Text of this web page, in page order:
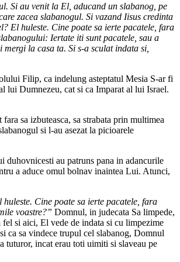
Si au venit la El, aducand un slabanog, pe
zacea slabanogul. Si vazand Iisus credinta
El huleste. Cine poate sa ierte pacatele, fara
Iertate iti sunt pacatele, sau a
la casa ta. Si s-a sculat indata si,
Filip, ca indelung asteptatul Mesia S-ar fi
lui Dumnezeu, cat si ca Imparat al lui Israel.
sa izbuteasca, sa strabata prin multimea
si l-au asezat la picioarele
au patruns pana in adancurile
a aduce omul bolnav inaintea Lui. Atunci,
huleste. Cine poate sa ierte pacatele, fara
voastre?” Domnul, in judecata Sa limpede,
fel si aici, El vede de indata si cu limpezime
ca sa vindece trupul cel slabanog, Domnul
tuturor, incat erau toti uimiti si slaveau pe